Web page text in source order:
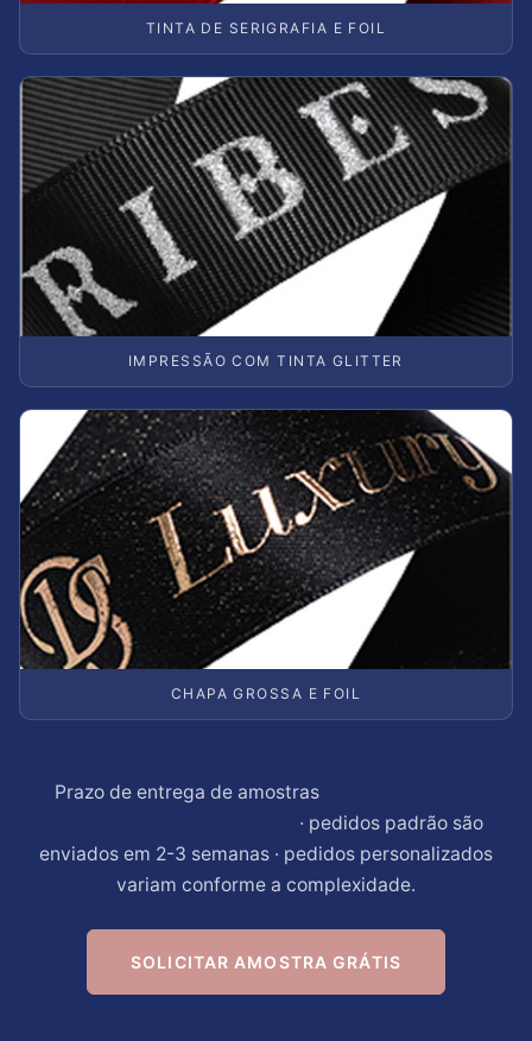
TINTA DE SERIGRAFIA E FOIL
IMPRESSÃO COM TINTA GLITTER
CHAPA GROSSA E FOIL
Prazo de entrega de amostras
· pedidos padrão são
enviados em 2-3 semanas · pedidos personalizados
variam conforme a complexidade.
SOLICITAR AMOSTRA GRÁTIS